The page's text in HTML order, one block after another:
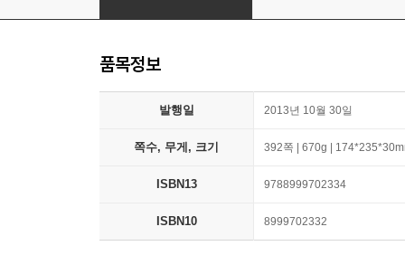
품목정보
발행일 2013년 10월 30일
쪽수, 무게, 크기 392쪽 | 670g |
ISBN13 9788999702334
ISBN10 8999702332